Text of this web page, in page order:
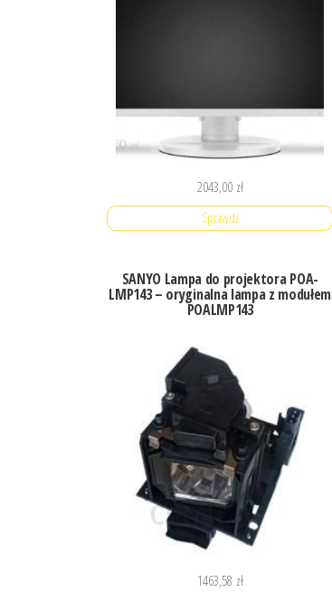
2043,00 zł
Sprawdź
SANYO Lampa do projektora POA-
LMP143 – oryginalna lampa z modułem
POALMP143
1463,58 zł